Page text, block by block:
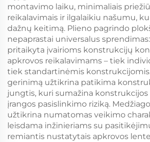
montavimo laiku, minimaliais
reikalavimais ir ilgalaikiu našumu,
dažnų keitimą. Plieno pagrindo
nepaprastai universalus
pritaikyta įvairioms konstrukcijų
apkrovos reikalavimams – tiek
tiek standartinėmis
gerinimą užtikrina patikima
jungtis, kuri sumažina
įrangos pasislinkimo riziką.
užtikrina numatomas veikimo
leisdama inžinieriams su
remiantis nustatytais apkrovos